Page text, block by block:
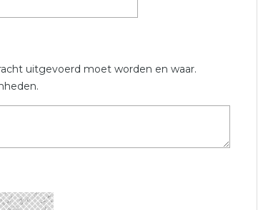
uitgevoerd moet worden en waar.